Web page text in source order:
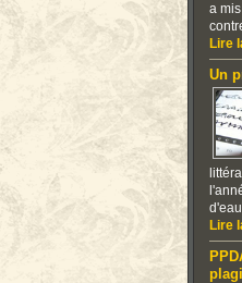
a
Lire
Un
Lire